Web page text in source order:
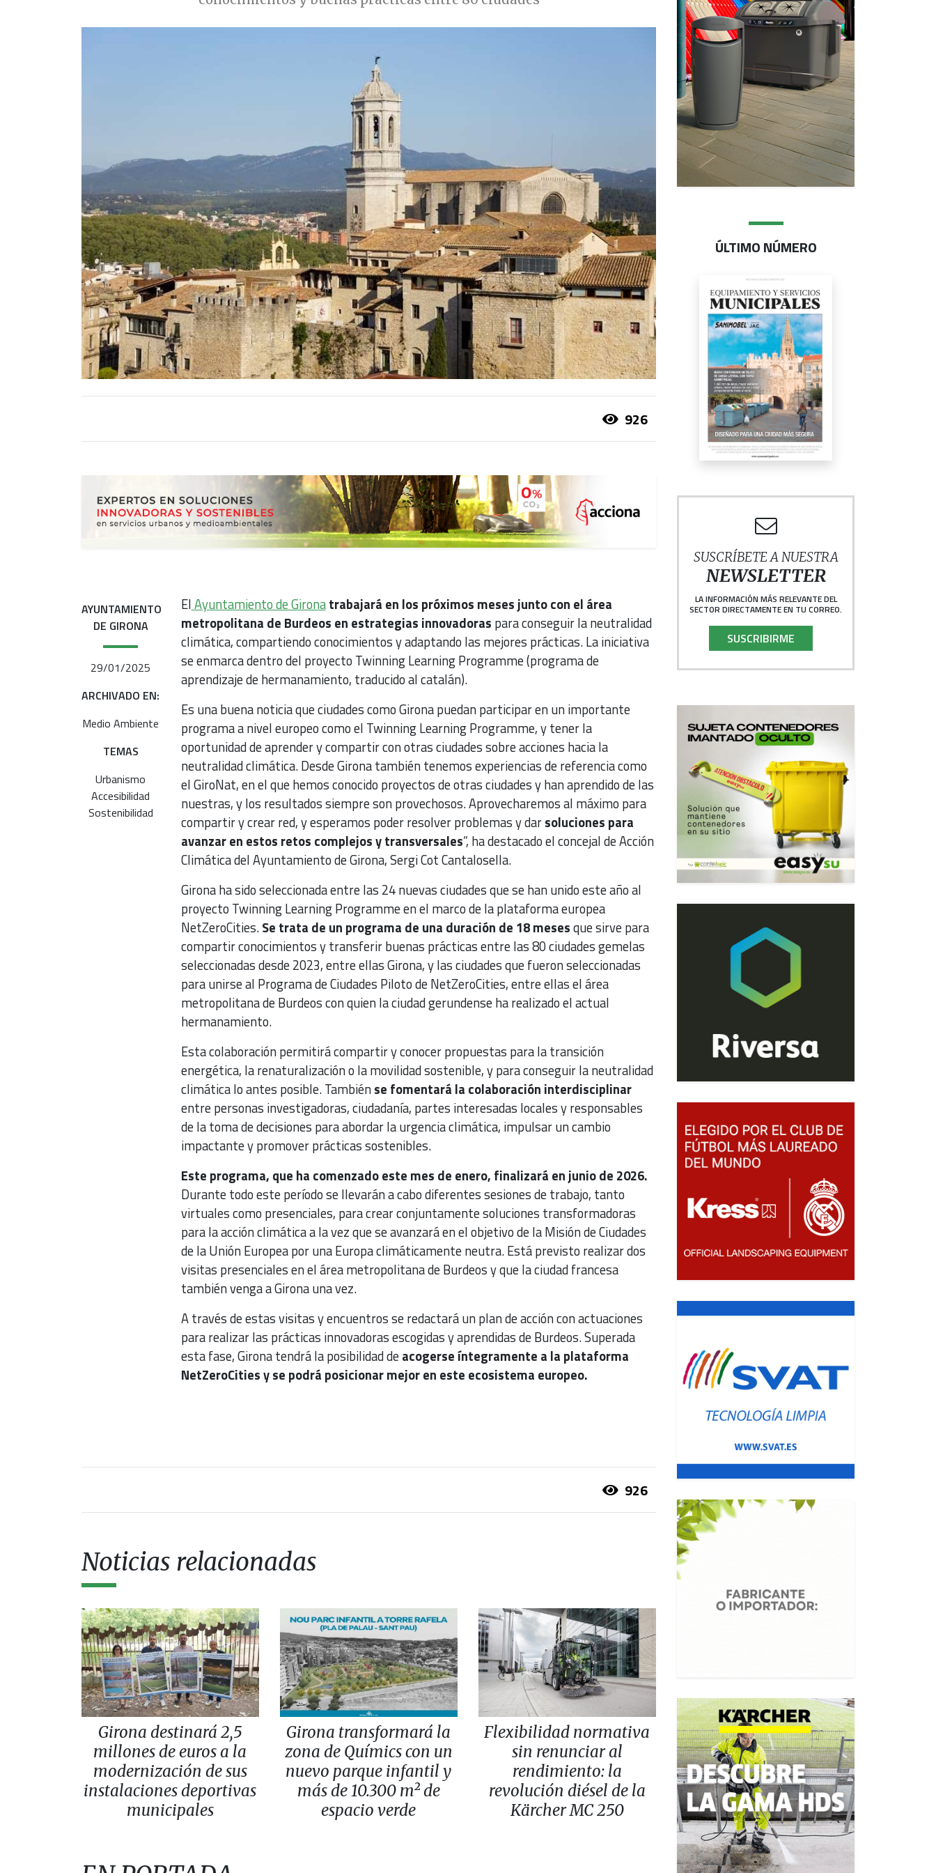
926
AYUNTAMIENTO
DE GIRONA
29/01/2025
ARCHIVADO EN:
Medio Ambiente
TEMAS
Urbanismo
Accesibilidad
Sostenibilidad
ElAyuntamiento de Gironatrabajará en los próximos meses junto con el área
metropolitana de Burdeos en estrategias innovadoras para conseguir la neutralidad
climática, compartiendo conocimientos y adaptando las mejores prácticas. La iniciativa
se enmarca dentro del proyecto Twinning Learning Programme (programa de
aprendizaje de hermanamiento, traducido al catalán).
Es una buena noticia que ciudades como Girona puedan participar en un importante
programa a nivel europeo como el Twinning Learning Programme, y tener la
oportunidad de aprender y compartir con otras ciudades sobre acciones hacia la
neutralidad climática. Desde Girona también tenemos experiencias de referencia como
el GiroNat, en el que hemos conocido proyectos de otras ciudades y han aprendido de las
nuestras, y los resultados siempre son provechosos. Aprovecharemos al máximo para
compartir y crear red, y esperamos poder resolver problemas y darsoluciones para
avanzar en estos retos complejos y transversales”, ha destacado el concejal de Acción
Climática del Ayuntamiento de Girona, Sergi Cot Cantalosella.
Girona ha sido seleccionada entre las 24 nuevas ciudades que se han unido este año al
proyecto Twinning Learning Programme en el marco de la plataforma europea
NetZeroCities.Se trata de un programa de una duración de 18 mesesque sirve para
compartir conocimientos y transferir buenas prácticas entre las 80 ciudades gemelas
seleccionadas desde 2023, entre ellas Girona, y las ciudades que fueron seleccionadas
para unirse al Programa de Ciudades Piloto de NetZeroCities, entre ellas el área
metropolitana de Burdeos con quien la ciudad gerundense ha realizado el actual
hermanamiento.
Esta colaboración permitirá compartir y conocer propuestas para la transición
energética, la renaturalización o la movilidad sostenible, y para conseguir la neutralidad
climática lo antes posible. Tambiénse fomentará la colaboración interdisciplinar
entre personas investigadoras, ciudadanía, partes interesadas locales y responsables
de la toma de decisiones para abordar la urgencia climática, impulsar un cambio
impactante y promover prácticas sostenibles.
Este programa, que ha comenzado este mes de enero, finalizará en junio de 2026.
Durante todo este período se llevarán a cabo diferentes sesiones de trabajo, tanto
virtuales como presenciales, para crear conjuntamente soluciones transformadoras
para la acción climática a la vez que se avanzará en el objetivo de la Misión de Ciudades
de la Unión Europea por una Europa climáticamente neutra. Está previsto realizar dos
visitas presenciales en el área metropolitana de Burdeos y que la ciudad francesa
también venga a Girona una vez.
A través de estas visitas y encuentros se redactará un plan de acción con actuaciones
para realizar las prácticas innovadoras escogidas y aprendidas de Burdeos. Superada
esta fase, Girona tendrá la posibilidad deacogerse íntegramente a la plataforma
NetZeroCities y se podrá posicionar mejor en este ecosistema europeo.
926
Noticias relacionadas
Girona destinará 2,5
millones de euros a la
modernización de sus
instalaciones deportivas
municipales
Girona transformará la
zona de Químics con un
nuevo parque infantil y
más de 10.300 m² de
espacio verde
Flexibilidad normativa
sin renunciar al
rendimiento: la
revolución diésel de la
Kärcher MC 250
ÚLTIMO NÚMERO
SUSCRÍBETE A NUESTRA
NEWSLETTER
LA INFORMACIÓN MÁS RELEVANTE DEL
SECTOR DIRECTAMENTE EN TU CORREO.
SUSCRIBIRME